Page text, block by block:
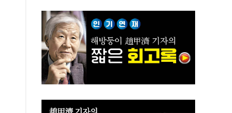
ㅎㅏㄴㅏ?